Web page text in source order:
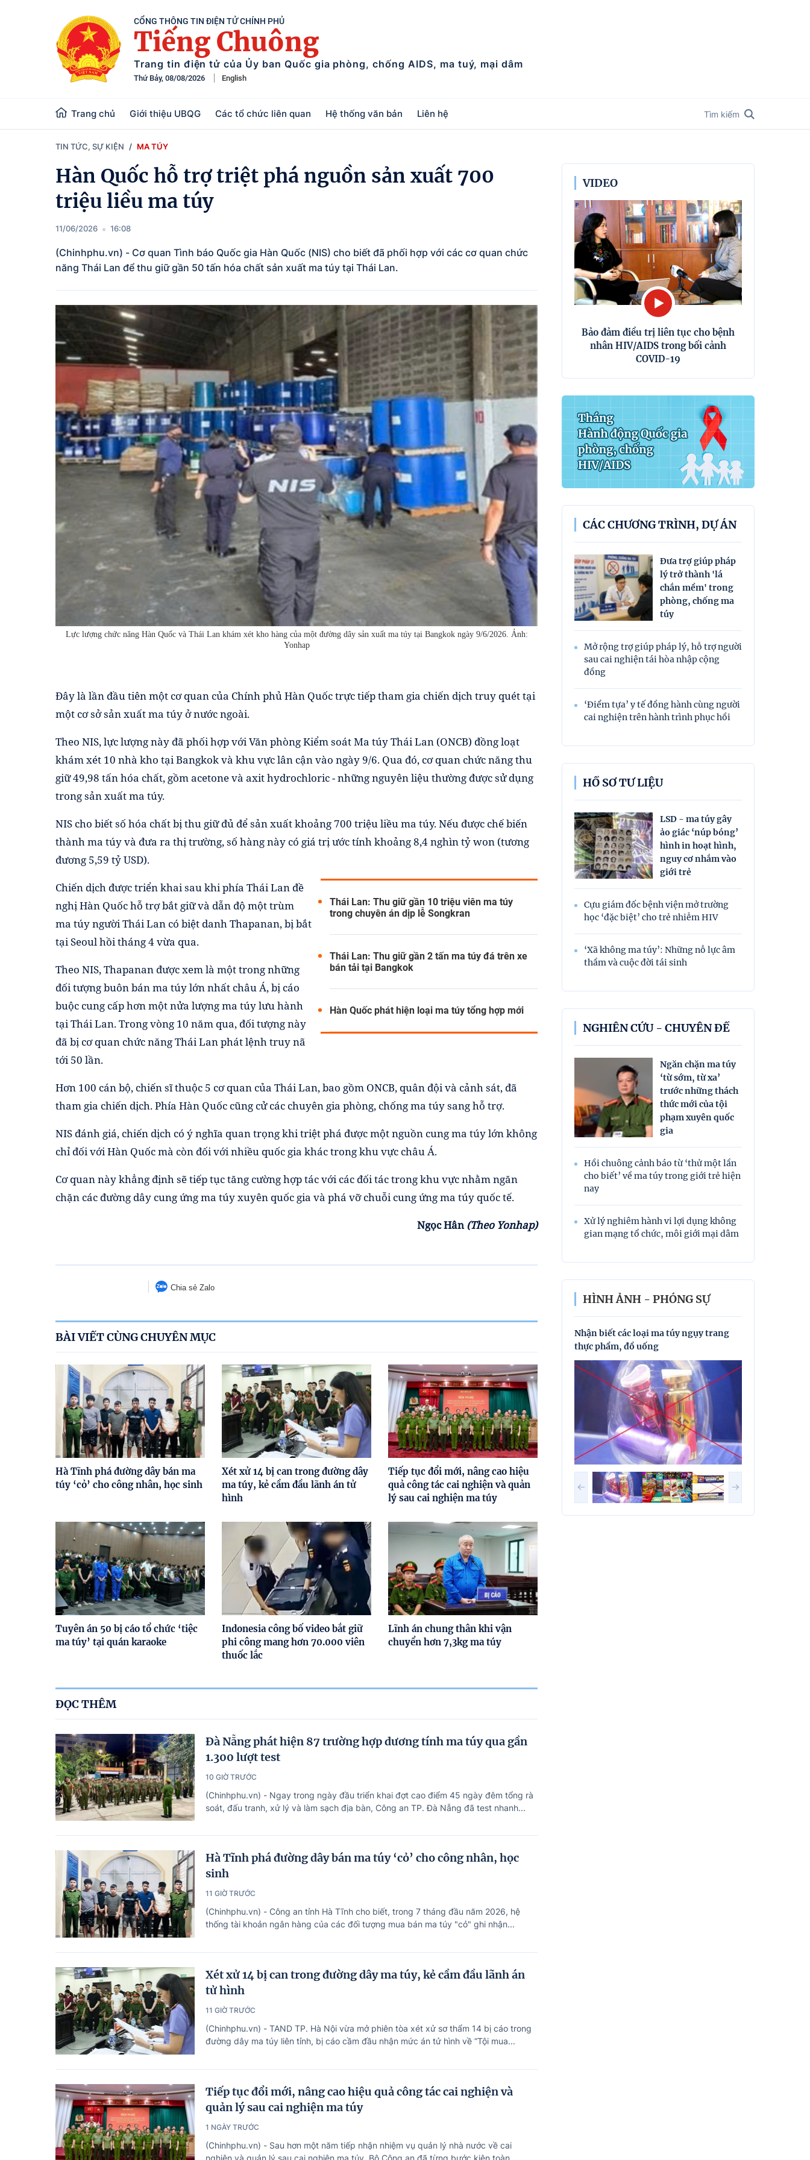
CỔNG THÔNG TIN ĐIỆN TỬ CHÍNH PHỦ
Tiếng Chuông
Trang tin điện tử của Ủy ban Quốc gia phòng, chống AIDS, ma tuý, mại dâm
Thứ Bảy, 08/08/2026 English
Trang chủ Giới thiệu UBQG Các tổ chức liên quan Hệ thống văn bản Liên hệ Tìm kiếm
TIN TỨC, SỰ KIỆN MA TÚY
Hàn Quốc hỗ trợ triệt phá nguồn sản xuất 700
triệu liều ma túy
11/06/2026 16:08
(Chinhphu.vn) - Cơ quan Tình báo Quốc gia Hàn Quốc (NIS) cho biết đã phối hợp với các cơ quan chức
năng Thái Lan để thu giữ gần 50 tấn hóa chất sản xuất ma túy tại Thái Lan.
Lực lượng chức năng Hàn Quốc và Thái Lan khám xét kho hàng của một đường dây sản xuất ma túy tại Bangkok ngày 9/6/2026. Ảnh:
Yonhap
Đây là lần đầu tiên một cơ quan của Chính phủ Hàn Quốc trực tiếp tham gia chiến dịch truy quét tại
một cơ sở sản xuất ma túy ở nước ngoài.
Theo NIS, lực lượng này đã phối hợp với Văn phòng Kiểm soát Ma túy Thái Lan (ONCB) đồng loạt
khám xét 10 nhà kho tại Bangkok và khu vực lân cận vào ngày 9/6. Qua đó, cơ quan chức năng thu
giữ 49,98 tấn hóa chất, gồm acetone và axit hydrochloric - những nguyên liệu thường được sử dụng
trong sản xuất ma túy.
NIS cho biết số hóa chất bị thu giữ đủ để sản xuất khoảng 700 triệu liều ma túy. Nếu được chế biến
thành ma túy và đưa ra thị trường, số hàng này có giá trị ước tính khoảng 8,4 nghìn tỷ won (tương
đương 5,59 tỷ USD).
Thái Lan: Thu giữ gần 10 triệu viên ma túy
trong chuyên án dịp lễ Songkran
Thái Lan: Thu giữ gần 2 tấn ma túy đá trên xe
bán tải tại Bangkok
Hàn Quốc phát hiện loại ma túy tổng hợp mới
Chiến dịch được triển khai sau khi phía Thái Lan đề
nghị Hàn Quốc hỗ trợ bắt giữ và dẫn độ một trùm
ma túy người Thái Lan có biệt danh Thapanan, bị bắt
tại Seoul hồi tháng 4 vừa qua.
Theo NIS, Thapanan được xem là một trong những
đối tượng buôn bán ma túy lớn nhất châu Á, bị cáo
buộc cung cấp hơn một nửa lượng ma túy lưu hành
tại Thái Lan. Trong vòng 10 năm qua, đối tượng này
đã bị cơ quan chức năng Thái Lan phát lệnh truy nã
tới 50 lần.
Hơn 100 cán bộ, chiến sĩ thuộc 5 cơ quan của Thái Lan, bao gồm ONCB, quân đội và cảnh sát, đã
tham gia chiến dịch. Phía Hàn Quốc cũng cử các chuyên gia phòng, chống ma túy sang hỗ trợ.
NIS đánh giá, chiến dịch có ý nghĩa quan trọng khi triệt phá được một nguồn cung ma túy lớn không
chỉ đối với Hàn Quốc mà còn đối với nhiều quốc gia khác trong khu vực châu Á.
Cơ quan này khẳng định sẽ tiếp tục tăng cường hợp tác với các đối tác trong khu vực nhằm ngăn
chặn các đường dây cung ứng ma túy xuyên quốc gia và phá vỡ chuỗi cung ứng ma túy quốc tế.
Ngọc Hân(Theo Yonhap)
Chia sẻ Zalo
BÀI VIẾT CÙNG CHUYÊN MỤC
Hà Tĩnh phá đường dây bán ma
túy ‘cỏ’ cho công nhân, học sinh
Xét xử 14 bị can trong đường dây
ma túy, kẻ cầm đầu lãnh án tử
hình
Tiếp tục đổi mới, nâng cao hiệu
quả công tác cai nghiện và quản
lý sau cai nghiện ma túy
Tuyên án 50 bị cáo tổ chức ‘tiệc
ma túy’ tại quán karaoke
Indonesia công bố video bắt giữ
phi công mang hơn 70.000 viên
thuốc lắc
Lĩnh án chung thân khi vận
chuyển hơn 7,3kg ma túy
ĐỌC THÊM
Đà Nẵng phát hiện 87 trường hợp dương tính ma túy qua gần
1.300 lượt test
10 GIỜ TRƯỚC
(Chinhphu.vn) - Ngay trong ngày đầu triển khai đợt cao điểm 45 ngày đêm tổng rà
soát, đấu tranh, xử lý và làm sạch địa bàn, Công an TP. Đà Nẵng đã test nhanh...
Hà Tĩnh phá đường dây bán ma túy ‘cỏ’ cho công nhân, học
sinh
11 GIỜ TRƯỚC
(Chinhphu.vn) - Công an tỉnh Hà Tĩnh cho biết, trong 7 tháng đầu năm 2026, hệ
thống tài khoản ngân hàng của các đối tượng mua bán ma túy "cỏ" ghi nhận...
Xét xử 14 bị can trong đường dây ma túy, kẻ cầm đầu lãnh án
tử hình
11 GIỜ TRƯỚC
(Chinhphu.vn) - TAND TP. Hà Nội vừa mở phiên tòa xét xử sơ thẩm 14 bị cáo trong
đường dây ma túy liên tỉnh, bị cáo cầm đầu nhận mức án tử hình về “Tội mua...
Tiếp tục đổi mới, nâng cao hiệu quả công tác cai nghiện và
quản lý sau cai nghiện ma túy
1 NGÀY TRƯỚC
(Chinhphu.vn) - Sau hơn một năm tiếp nhận nhiệm vụ quản lý nhà nước về cai
nghiện và quản lý sau cai nghiện ma túy, Bộ Công an đã từng bước kiện toàn...
VIDEO
Bảo đảm điều trị liên tục cho bệnh
nhân HIV/AIDS trong bối cảnh
COVID-19
CÁC CHƯƠNG TRÌNH, DỰ ÁN
Đưa trợ giúp pháp
lý trở thành 'lá
chắn mềm' trong
phòng, chống ma
túy
Mở rộng trợ giúp pháp lý, hỗ trợ người
sau cai nghiện tái hòa nhập cộng
đồng
‘Điểm tựa’ y tế đồng hành cùng người
cai nghiện trên hành trình phục hồi
HỒ SƠ TƯ LIỆU
LSD - ma túy gây
ảo giác ‘núp bóng’
hình in hoạt hình,
nguy cơ nhắm vào
giới trẻ
Cựu giám đốc bệnh viện mở trường
học ‘đặc biệt’ cho trẻ nhiễm HIV
‘Xã không ma túy’: Những nỗ lực âm
thầm và cuộc đời tái sinh
NGHIÊN CỨU - CHUYÊN ĐỀ
Ngăn chặn ma túy
‘từ sớm, từ xa’
trước những thách
thức mới của tội
phạm xuyên quốc
gia
Hồi chuông cảnh báo từ ‘thử một lần
cho biết’ về ma túy trong giới trẻ hiện
nay
Xử lý nghiêm hành vi lợi dụng không
gian mạng tổ chức, môi giới mại dâm
HÌNH ẢNH - PHÓNG SỰ
Nhận biết các loại ma túy ngụy trang
thực phẩm, đồ uống